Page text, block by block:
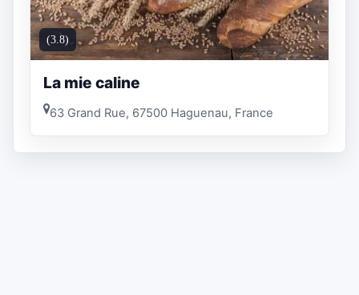
(3.8)
La mie caline
63 Grand Rue, 67500 Haguenau, France